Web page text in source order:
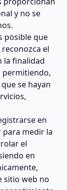
y no se
posible que
el
la finalidad
permitiendo,
se hayan
en
para medir la
el
en
sitio web no